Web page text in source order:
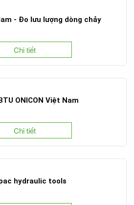
- Đo lưu lượng dòng chảy
Chi tiết
ONICON Việt Nam
Chi tiết
hydraulic tools